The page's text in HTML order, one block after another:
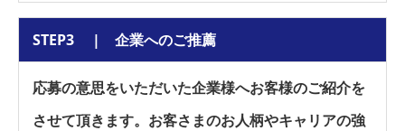
STEP3 | 企業へのご推薦
応募の意思をいただいた企業様へお客様のご紹介を
させて頂きます。お客さまのお人柄やキャリアの強